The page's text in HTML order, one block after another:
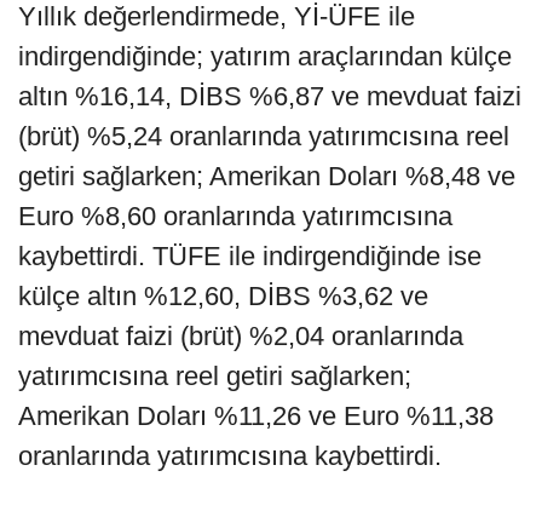
Yıllık değerlendirmede, Yİ-ÜFE ile
indirgendiğinde; yatırım araçlarından külçe
altın %16,14, DİBS %6,87 ve mevduat faizi
(brüt) %5,24 oranlarında yatırımcısına reel
getiri sağlarken; Amerikan Doları %8,48 ve
Euro %8,60 oranlarında yatırımcısına
kaybettirdi. TÜFE ile indirgendiğinde ise
külçe altın %12,60, DİBS %3,62 ve
mevduat faizi (brüt) %2,04 oranlarında
yatırımcısına reel getiri sağlarken;
Amerikan Doları %11,26 ve Euro %11,38
oranlarında yatırımcısına kaybettirdi.